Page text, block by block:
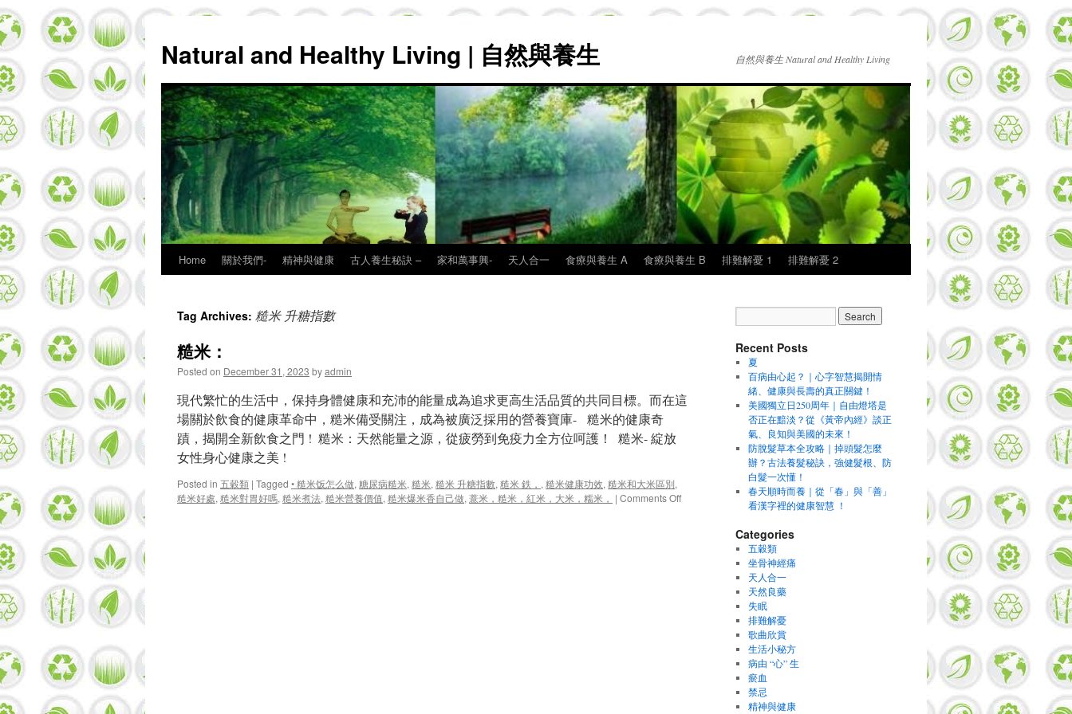
Natural and Healthy Living | 自然與養生 自然與養生 Natural and Healthy Living
Skip
content
Home 關於我們- 精神與健康 古人養生秘訣 – 家和萬事興- 天人合一 食療與養生 A 食療與養生 B 排難解憂 1 排難解憂 2
Tag Archives: 糙米 升糖指數
糙米：
Posted on December 31, 2023 byadmin
現代繁忙的生活中，保持身體健康和充沛的能量成為追求更高生活品質的共同目標。而在這
場關於飲食的健康革命中，糙米備受關注，成為被廣泛採用的營養寶庫- 糙米的健康奇
蹟，揭開全新飲食之門 ! 糙米：天然能量之源，從疲勞到免疫力全方位呵護！ 糙米- 綻放
女性身心健康之美 !
Posted in 五穀類 | Tagged • 糙米饭怎么做, 糖尿病糙米, 糙米, 糙米 升糖指數, 糙米 鉄， , 糙米健康功效, 糙米和大米區別,
糙米好處, 糙米對胃好嗎, 糙米煮法, 糙米營養價值, 糙米爆米香自己做, 薏米，糙米，紅米，大米，糯米， | Comments Offon
Recent Posts
夏
百病由心起？｜心字智慧揭開情
緒、健康與長壽的真正關鍵！
美國獨立日250周年｜自由燈塔是
否正在黯淡？從《黃帝內經》談正
氣、良知與美國的未來！
防脫髮草本全攻略｜掉頭髮怎麼
辦？古法養髮秘訣，強健髮根、防
白髮一次懂！
春天順時而養｜從「春」與「善」
看漢字裡的健康智慧 ！
Categories
五穀類
坐骨神經痛
天人合一
天然良藥
失眠
排難解憂
歌曲欣賞
生活小秘方
病由 “心” 生
瘀血
禁忌
精神與健康